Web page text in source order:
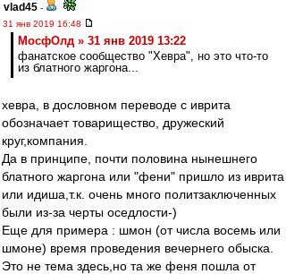
vlad45 -
31 янв 2019 16:48
МосфОлд » 31 янв 2019 13:22
фанатское сообщество "Хевра", но это что-то
из блатного жаргона...
хевра, в дословном переводе с иврита
обозначает товарищество, дружеский
круг,компания.
Да в принципе, почти половина нынешнего
блатного жаргона или "фени" пришло из иврита
или идиша,т.к. очень много политзаключенных
были из-за черты оседлости-)
Еще для примера : шмон (от числа восемь или
шмоне) время проведения вечернего обыска.
Это не тема здесь,но та же феня пошла от